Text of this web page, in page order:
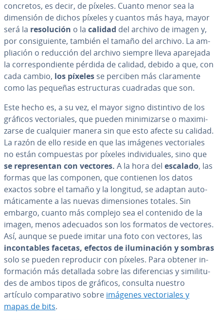
concretos, es decir, de píxeles. Cuanto menor sea la
dimensión de dichos píxeles y cuantos más haya, mayor
será la re­so­lu­ción o la calidad del archivo de imagen y,
por co­n­si­guie­n­te, también el tamaño del archivo. La am­
plia­ción o reducción del archivo siempre lleva aparejada
la co­rre­s­po­n­die­n­te pérdida de calidad, debido a que, con
cada cambio, los píxeles se perciben más cla­ra­me­n­te
como las pequeñas es­tru­c­tu­ras cuadradas que son.
Este hecho es, a su vez, el mayor signo di­s­ti­n­ti­vo de los
gráficos ve­c­to­ria­les, que pueden mi­ni­mi­zar­se o ma­xi­mi­
zar­se de cualquier manera sin que esto afecte su calidad.
La razón de ello reside en que las imágenes ve­c­to­ria­les
no están co­m­pue­s­tas por píxeles in­di­vi­dua­les, sino que
se re­pre­se­n­tan con vectores. A la hora del escalado, las
formas que las componen, que contienen los datos
exactos sobre el tamaño y la longitud, se adaptan au­to­
má­ti­ca­me­n­te a las nuevas di­me­n­sio­nes totales. Sin
embargo, cuanto más complejo sea el contenido de la
imagen, menos adecuados son los formatos de vectores.
Así, aunque se puede imitar una foto con vectores, las
in­co­n­ta­bles facetas, efectos de ilu­mi­na­ción y sombras
solo se pueden re­pro­du­cir con píxeles. Para obtener in­
fo­r­ma­ción más detallada sobre las di­fe­re­n­cias y si­mi­li­tu­
des de ambos tipos de gráficos, consulta nuestro
artículo co­m­pa­ra­ti­vo sobre imágenes ve­c­to­ria­les y
mapas de bits.